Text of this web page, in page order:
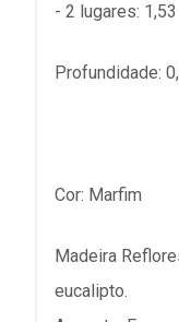
- 2 lugares:
Profundidade:
Cor: Marfim
Madeira
eucalipto.